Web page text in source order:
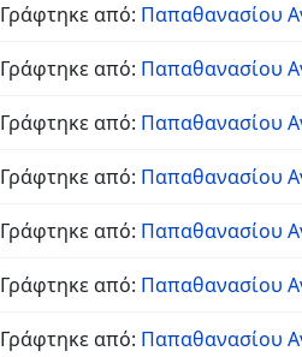
Γράφτηκε από: Παπαθανασίου
Γράφτηκε από: Παπαθανασίου
Γράφτηκε από: Παπαθανασίου
Γράφτηκε από: Παπαθανασίου
Γράφτηκε από: Παπαθανασίου
Γράφτηκε από: Παπαθανασίου
Γράφτηκε από: Παπαθανασίου